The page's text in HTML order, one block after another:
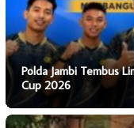
Polda Jambi Tembus
Cup 2026